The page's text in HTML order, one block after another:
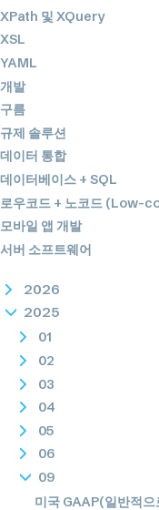
XPath 및 XQuery
XSL
YAML
개발
구름
규제 솔루션
데이터 통합
데이터베이스 + SQL
로우코드 + 노코드 (Low-
모바일 앱 개발
서버 소프트웨어
2026
2025
01
02
03
04
05
06
09
미국 GAAP(일반적